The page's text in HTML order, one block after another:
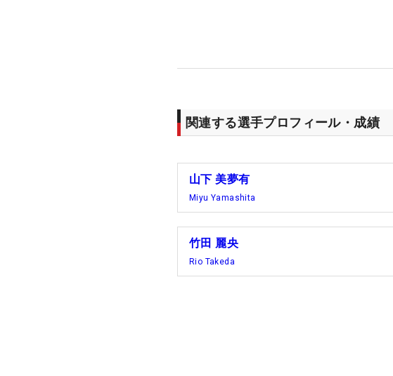
関連する選手プロフィール・成績
山下 美夢有
Miyu Yamashita
竹田 麗央
Rio Takeda